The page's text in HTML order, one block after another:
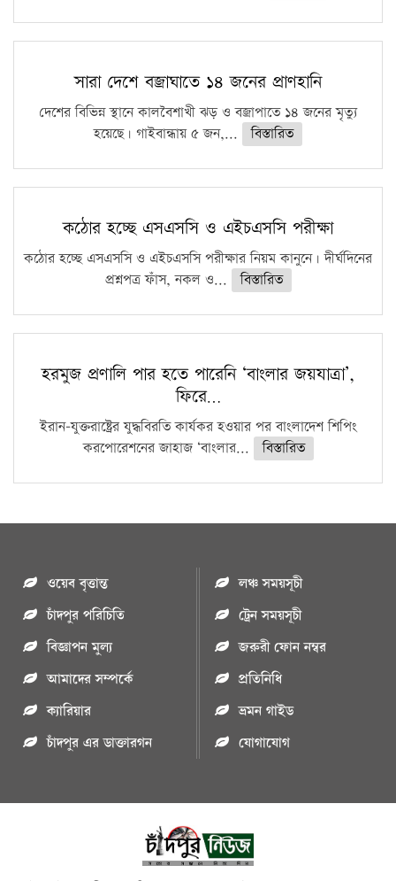
সারা দেশে বজ্রাঘাতে ১৪ জনের প্রাণহানি
দেশের বিভিন্ন স্থানে কালবৈশাখী ঝড় ও বজ্রাপাতে ১৪ জনের মৃত্যু
হয়েছে। গাইবান্ধায় ৫ জন,...
বিস্তারিত
কঠোর হচ্ছে এসএসসি ও এইচএসসি পরীক্ষা
কঠোর হচ্ছে এসএসসি ও এইচএসসি পরীক্ষার নিয়ম কানুনে। দীর্ঘদিনের
প্রশ্নপত্র ফাঁস, নকল ও...
বিস্তারিত
হরমুজ প্রণালি পার হতে পারেনি ‘বাংলার জয়যাত্রা’,
ফিরে…
ইরান-যুক্তরাষ্ট্রের যুদ্ধবিরতি কার্যকর হওয়ার পর বাংলাদেশ শিপিং
করপোরেশনের জাহাজ ‘বাংলার...
বিস্তারিত
ওয়েব বৃত্তান্ত
চাঁদপুর পরিচিতি
বিজ্ঞাপন মুল্য
আমাদের সম্পর্কে
ক্যারিয়ার
চাঁদপুর এর ডাক্তারগন
লঞ্চ সময়সূচী
ট্রেন সময়সূচী
জরুরী ফোন নম্বর
প্রতিনিধি
ভ্রমন গাইড
যোগাযোগ